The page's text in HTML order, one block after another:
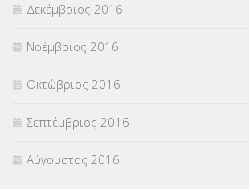
Δεκέμβριος 2016
Νοέμβριος 2016
Οκτώβριος 2016
Σεπτέμβριος 2016
Αύγουστος 2016